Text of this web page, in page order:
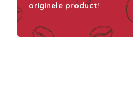
originele product!